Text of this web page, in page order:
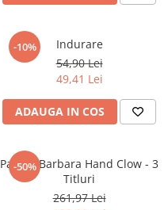
-10%
Indurare
54,90 Lei
49,41 Lei
ADAUGA IN COS
-50%
Pachet Barbara Hand Clow - 3
Titluri
261,97 Lei